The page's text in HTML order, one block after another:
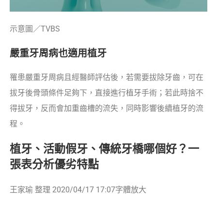
示意圖／TVBS
嚴重牙周病也適用植牙
罹患嚴重牙周病且經醫師評估後，若需要拔除牙齒，可在
拔牙後骨頭條件足夠下，直接進行植牙手術；若此時捨不
得拔牙，反而會加重齒槽的流失，同時影響後續植牙的流
程。
植牙、活動假牙、傳統牙橋哪個好？一
張表分析優劣特點
王家瑜 整理 2020/04/17 17:07字體放大